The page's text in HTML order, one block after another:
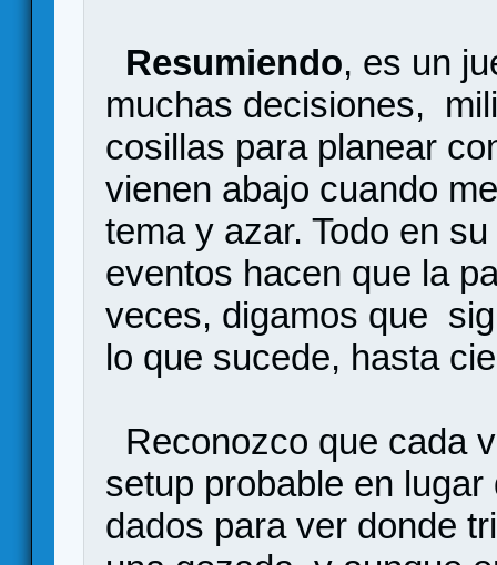
Resumiendo, es un
muchas decisiones,
cosillas para planear
vienen abajo cuando
tema y azar. Todo en
eventos hacen que la
veces, digamos que
lo que sucede, hasta
Reconozco que cada
setup probable en
dados para ver donde